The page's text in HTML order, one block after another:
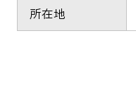
所在地